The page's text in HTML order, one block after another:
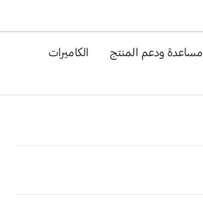
مساعدة ودعم المنتج
الكاميرات